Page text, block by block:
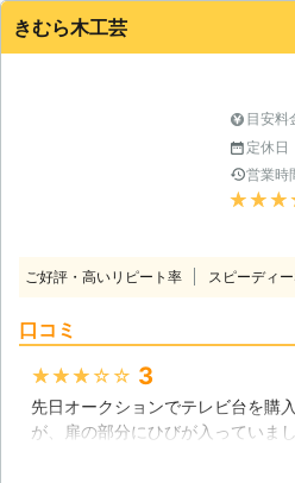
修理が可能
修理専
芸工業
全国か
できる
に扱わ
お品物
料が全
く）。
ったです。作業もスムーズでした
した。修復なのでちょっと高いか
きむら木工芸
目安料
定休日
営業時
ご好評・高いリピート率 スピーディ
口コミ
★★★★★ 3
先日オークションでテレビ台を購
が、扉の部分にひびが入っていま
ころ、もとからそのようなヒビは